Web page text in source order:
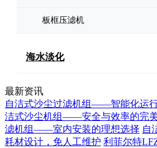
板框压滤机
海水淡化
最新资讯
自洁式沙尘过滤机组——智能化运
洁式沙尘机组——安全与效率的完
滤机组——室内安装的理想选择 自
耗材设计，免人工维护 利菲尔特